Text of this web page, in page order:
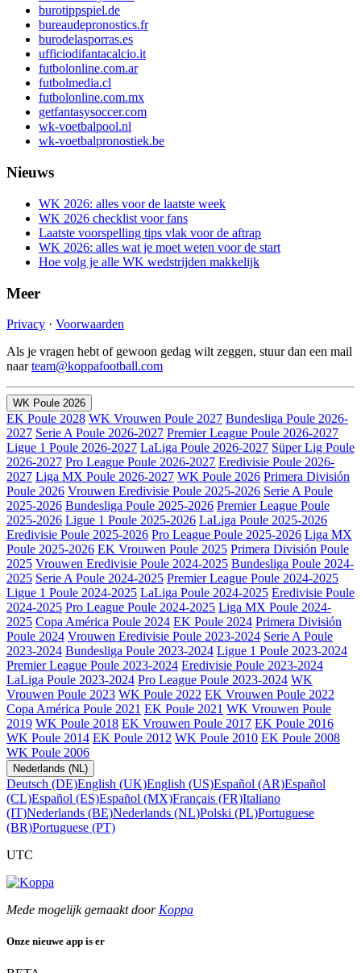
burotippspiel.de
bureaudepronostics.fr
burodelasporras.es
ufficiodifantacalcio.it
futbolonline.com.ar
futbolmedia.cl
futbolonline.com.mx
getfantasysoccer.com
wk-voetbalpool.nl
wk-voetbalpronostiek.be
Nieuws
WK 2026: alles voor de laatste week
WK 2026 checklist voor fans
Laatste voorspelling tips vlak voor de aftrap
WK 2026: alles wat je moet weten voor de start
Hoe volg je alle WK wedstrijden makkelijk
Meer
Privacy · Voorwaarden
Als je vragen hebt of gewoon gedag wilt zeggen, stuur dan een mail
naarteam@koppafootball.com
WK Poule 2026
EK Poule 2028 WK Vrouwen Poule 2027 Bundesliga Poule 2026-
2027 Serie A Poule 2026-2027 Premier League Poule 2026-2027
Ligue 1 Poule 2026-2027 LaLiga Poule 2026-2027 Süper Lig Poule
2026-2027 Pro League Poule 2026-2027 Eredivisie Poule 2026-
2027 Liga MX Poule 2026-2027 WK Poule 2026 Primera División
Poule 2026 Vrouwen Eredivisie Poule 2025-2026 Serie A Poule
2025-2026 Bundesliga Poule 2025-2026 Premier League Poule
2025-2026 Ligue 1 Poule 2025-2026 LaLiga Poule 2025-2026
Eredivisie Poule 2025-2026 Pro League Poule 2025-2026 Liga MX
Poule 2025-2026 EK Vrouwen Poule 2025 Primera División Poule
2025 Vrouwen Eredivisie Poule 2024-2025 Bundesliga Poule 2024-
2025 Serie A Poule 2024-2025 Premier League Poule 2024-2025
Ligue 1 Poule 2024-2025 LaLiga Poule 2024-2025 Eredivisie Poule
2024-2025 Pro League Poule 2024-2025 Liga MX Poule 2024-
2025 Copa América Poule 2024 EK Poule 2024 Primera División
Poule 2024 Vrouwen Eredivisie Poule 2023-2024 Serie A Poule
2023-2024 Bundesliga Poule 2023-2024 Ligue 1 Poule 2023-2024
Premier League Poule 2023-2024 Eredivisie Poule 2023-2024
LaLiga Poule 2023-2024 Pro League Poule 2023-2024 WK
Vrouwen Poule 2023 WK Poule 2022 EK Vrouwen Poule 2022
Copa América Poule 2021 EK Poule 2021 WK Vrouwen Poule
2019 WK Poule 2018 EK Vrouwen Poule 2017 EK Poule 2016
WK Poule 2014 EK Poule 2012 WK Poule 2010 EK Poule 2008
WK Poule 2006
Nederlands (NL)
Deutsch (DE)English (UK)English (US)Español (AR)Español
(CL)Español (ES)Español (MX)Français (FR)Italiano
(IT)Nederlands (BE)Nederlands (NL)Polski (PL)Portuguese
(BR)Portuguese (PT)
UTC
Mede mogelijk gemaakt door Koppa
Onze nieuwe app is er